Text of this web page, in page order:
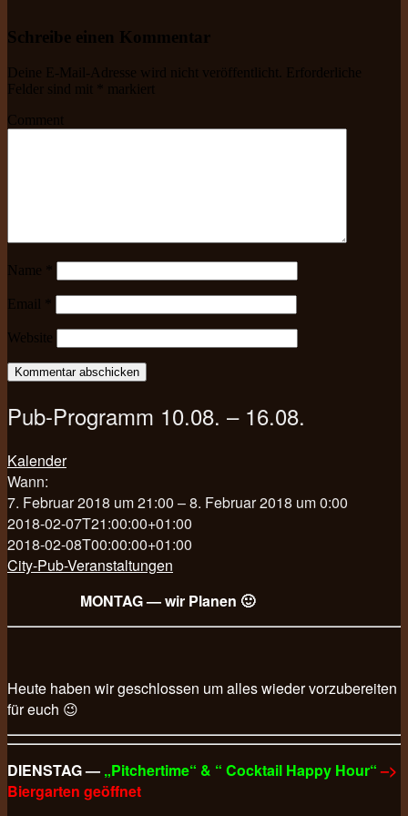
Schreibe einen Kommentar
Deine E-Mail-Adresse wird nicht veröffentlicht.
Erforderliche
Felder sind mit
markiert
Comment
Name
Email
Website
Pub-Programm 10.08. – 16.08.
Kalender
Wann:
7. Februar 2018 um 21:00 – 8. Februar 2018 um 0:00
2018-02-07T21:00:00+01:00
2018-02-08T00:00:00+01:00
City-Pub-Veranstaltungen
MONTAG — wir Planen 🙂
Heute haben wir geschlossen um alles wieder vorzubereiten
für euch 😉
DIENSTAG — „Pitchertime“ & “ Cocktail Happy Hour“–>
Biergarten geöffnet